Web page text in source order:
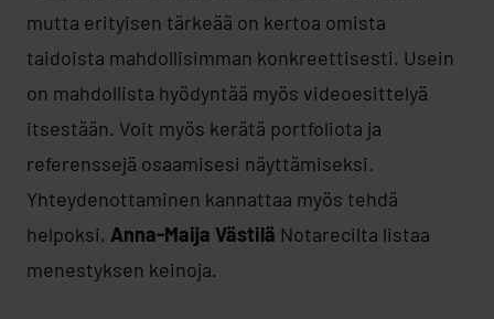
mutta erityisen tärkeää on kertoa omista
taidoista mahdollisimman konkreettisesti. Usein
on mahdollista hyödyntää myös videoesittelyä
itsestään. Voit myös kerätä portfoliota ja
referenssejä osaamisesi näyttämiseksi.
Yhteydenottaminen kannattaa myös tehdä
helpoksi, Anna-Maija Västilä Notarecilta listaa
menestyksen keinoja.